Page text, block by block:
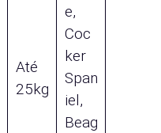
Até
25kg
e,
Coc
ker
Span
iel,
Beag